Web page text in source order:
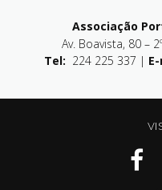
Associação
Av. Boavista, 80 –
Tel: 224 225 337 |